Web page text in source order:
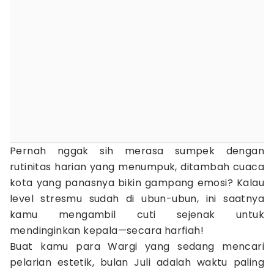
Pernah nggak sih merasa sumpek dengan
rutinitas harian yang menumpuk, ditambah cuaca
kota yang panasnya bikin gampang emosi? Kalau
level stresmu sudah di ubun-ubun, ini saatnya
kamu mengambil cuti sejenak untuk
mendinginkan kepala—secara harfiah!
Buat kamu para Wargi yang sedang mencari
pelarian estetik, bulan Juli adalah waktu paling